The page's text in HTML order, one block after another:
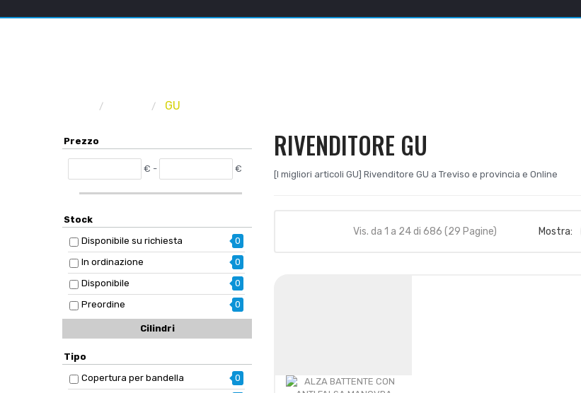
GU
Prezzo
€ - €
Stock
Disponibile su richiesta
0
In ordinazione
0
Disponibile
0
Preordine
0
Cilindri
Tipo
Copertura per bandella
0
RIVENDITORE GU
[I migliori articoli GU] Rivenditore GU a Treviso e provincia e Online
Vis. da 1 a 24 di 686 (29 Pagine) Mostra: